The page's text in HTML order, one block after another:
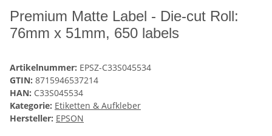
Premium Matte Label - Die-cut Roll:
76mm x 51mm, 650 labels
Artikelnummer: EPSZ-C33S045534
GTIN: 8715946537214
HAN: C33S045534
Kategorie: Etiketten & Aufkleber
Hersteller: EPSON